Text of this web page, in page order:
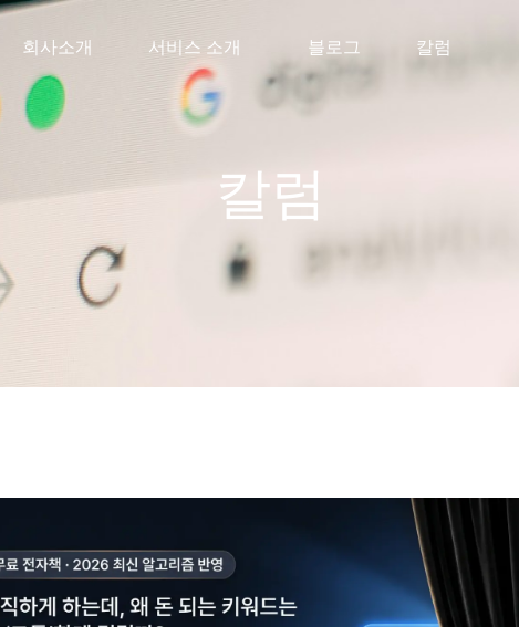
회사소개 서비스 소개 블로그 칼럼
칼럼